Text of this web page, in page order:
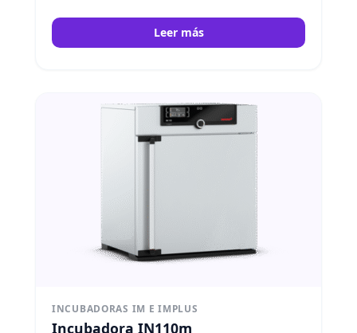
Leer más
INCUBADORAS IM E IMPLUS
Incubadora IN110m